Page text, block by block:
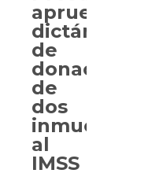
aprueba
dictámenes
de
donación
de
dos
inmuebles
al
IMSS